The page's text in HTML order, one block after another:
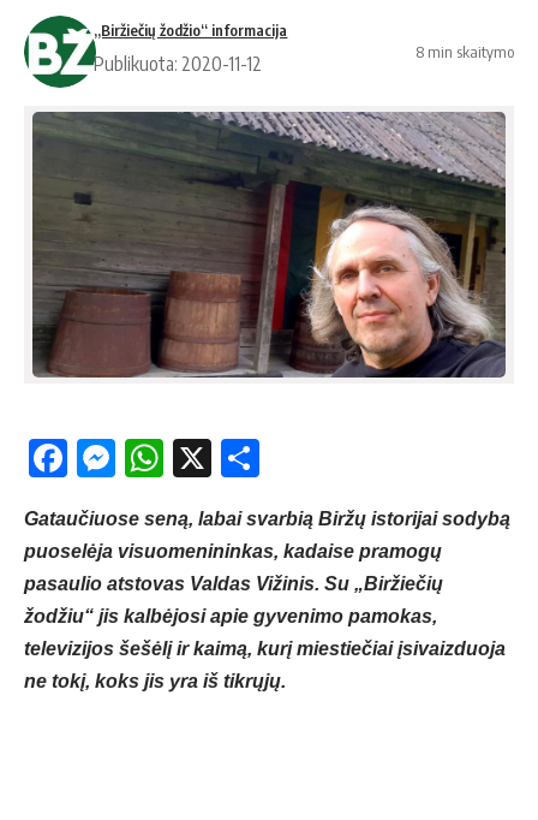
„Biržiečių žodžio“ informacija
Publikuota: 2020-11-12
8 min skaitymo
Facebook
Messenger
WhatsApp
X
Gataučiuose seną, labai svarbią Biržų istorijai sodybą
puoselėja visuomenininkas, kadaise pramogų
pasaulio atstovas Valdas Vižinis. Su „Biržiečių
žodžiu“ jis kalbėjosi apie gyvenimo pamokas,
televizijos šešėlį ir kaimą, kurį miestiečiai įsivaizduoja
ne tokį, koks jis yra iš tikrųjų.